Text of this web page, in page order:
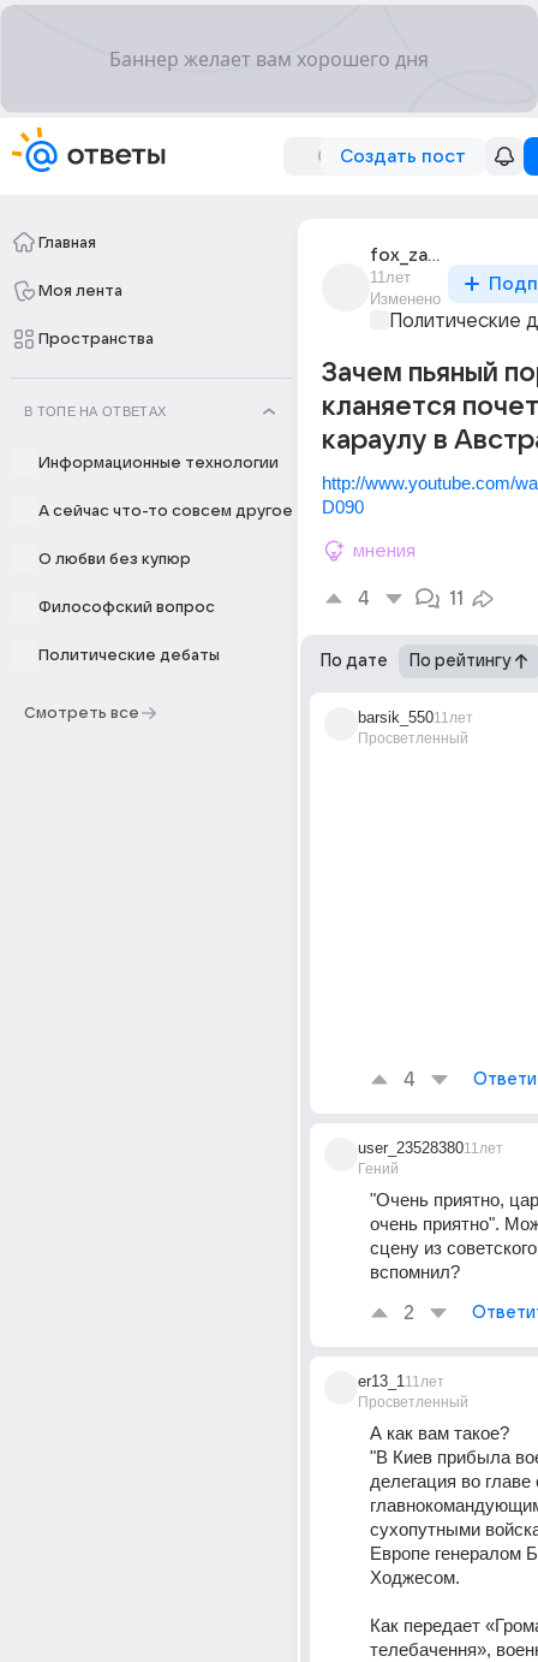
Создать пост
Главная
Моя лента
Пространства
В ТОПЕ НА ОТВЕТАХ
Информационные технологии
А сейчас что-то совсем другое
О любви без купюр
Философский вопрос
Политические дебаты
Смотреть все
fox_zabanennyi
11лет
Изменено
Политические
Зачем пьяный
кланяется
караулу в
http://www.youtube.com/
D090
мнения
4 11
По дате По рейтингу
barsik_550
Просветленный
11лет
4
user_23528380
Гений
11лет
"Очень приятно,
очень приятно".
сцену из
вспомнил?
2
er13_1
Просветленный
11лет
А как вам такое?
"В Киев прибыла
делегация во главе
сухопутными
Европе генералом
Ходжесом.
Как передает
телебачення»,